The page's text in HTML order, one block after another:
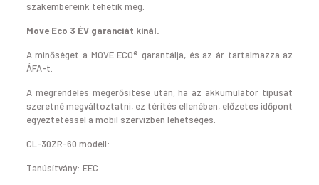
szakembereink tehetik meg.
Move Eco 3 ÉV garanciát kínál.
A minőséget a MOVE ECO® garantálja, és az ár tartalmazza az
ÁFA-t.
A megrendelés megerősítése után, ha az akkumulátor típusát
szeretné megváltoztatni, ez térítés ellenében, előzetes időpont
egyeztetéssel a mobil szervizben lehetséges.
CL-30ZR-60 modell:
Tanúsítvány: EEC